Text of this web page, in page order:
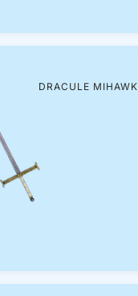
DRACULE MIHAWK